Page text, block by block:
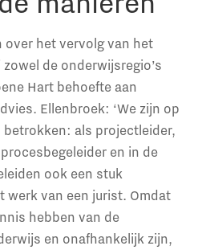
over het vervolg van het
de onderwijsregio’s
Hart behoefte aan
Ellenbroek: ‘We zijn op
als projectleider,
en in de
ook een stuk
werk van een jurist. Omdat
hebben van de
en onafhankelijk zijn,